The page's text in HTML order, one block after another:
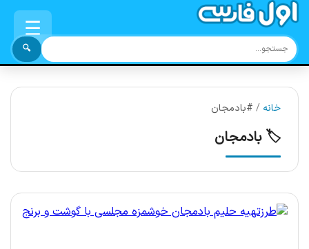
☰
🔍
خانه / #بادمجان
🏷️ بادمجان